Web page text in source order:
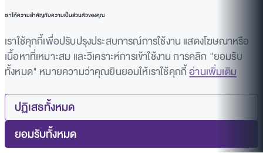
เราให้ความสำคัญกับความเป็นส่วนตัวของคุณ
เราใช้คุกกี้เพื่อปรับปรุงประสบการณ์การใช้งาน แสดงโฆษณาหรือ
เนื้อหาที่เหมาะสม และวิเคราะห์การเข้าใช้งาน การคลิก "ยอมรับ
ทั้งหมด" หมายความว่าคุณยินยอมให้เราใช้คุกกี้อ่านเพิ่มเติม
ปฏิเสธทั้งหมด
ยอมรับทั้งหมด